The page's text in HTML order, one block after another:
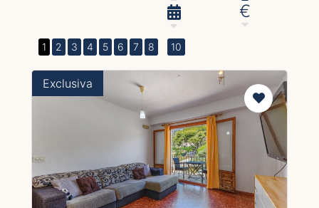
€
1 2 3 4 5 6 7 8 10
Exclusiva